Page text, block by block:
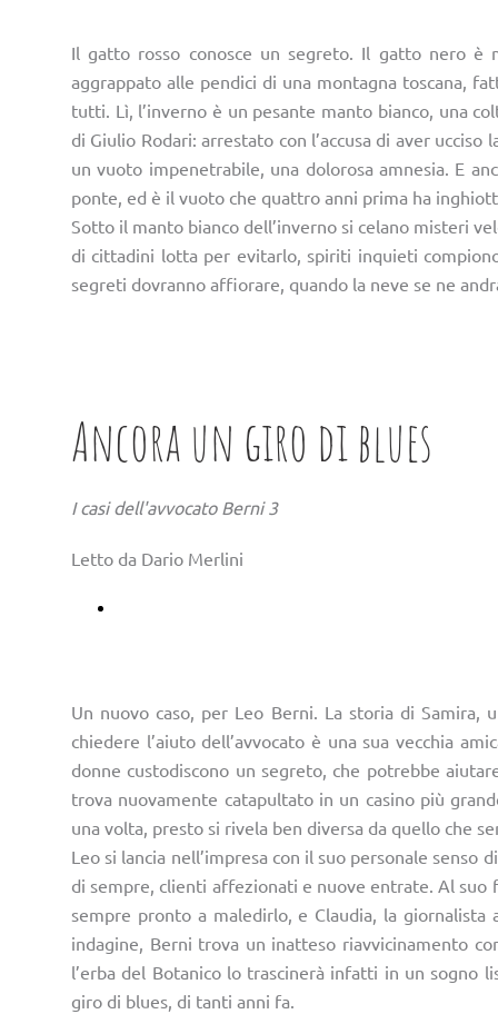
Il gatto rosso conosce un segreto. Il gatto nero
aggrappato alle pendici di una montagna toscana,
tutti. Lì, l’inverno è un pesante manto bianco, una
di Giulio Rodari: arrestato con l’accusa di aver
un vuoto impenetrabile, una dolorosa amnesia. E
ponte, ed è il vuoto che quattro anni prima ha
Sotto il manto bianco dell’inverno si celano misteri
di cittadini lotta per evitarlo, spiriti inquieti
segreti dovranno affiorare, quando la neve se ne
Ancora un giro di blues
I casi dell'avvocato Berni 3
Letto da Dario Merlini
Un nuovo caso, per Leo Berni. La storia di Samira,
chiedere l’aiuto dell’avvocato è una sua vecchia
donne custodiscono un segreto, che potrebbe
trova nuovamente catapultato in un casino più
una volta, presto si rivela ben diversa da quello che
Leo si lancia nell’impresa con il suo personale
di sempre, clienti affezionati e nuove entrate. Al suo
sempre pronto a maledirlo, e Claudia, la
indagine, Berni trova un inatteso riavvicinamento
l’erba del Botanico lo trascinerà infatti in un sogno
giro di blues, di tanti anni fa.